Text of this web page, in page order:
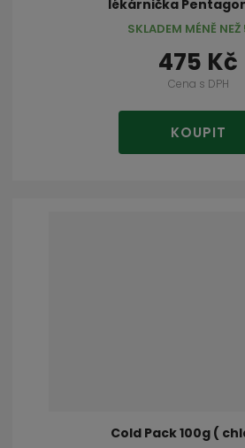
lékárnička
475 Kč
Cena s DPH
KOUPIT
SKLADEM MÉNĚ NEŽ
Cold Pack 100g (